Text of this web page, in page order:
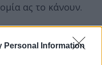
Personal Information
ας το κάνουν.
και στις εργασίες
βαλλιστικών